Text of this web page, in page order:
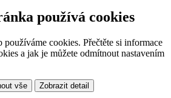
používá cookies
používáme cookies. Přečtěte si informace
a jak je můžete odmítnout nastavením
vše Zobrazit detail